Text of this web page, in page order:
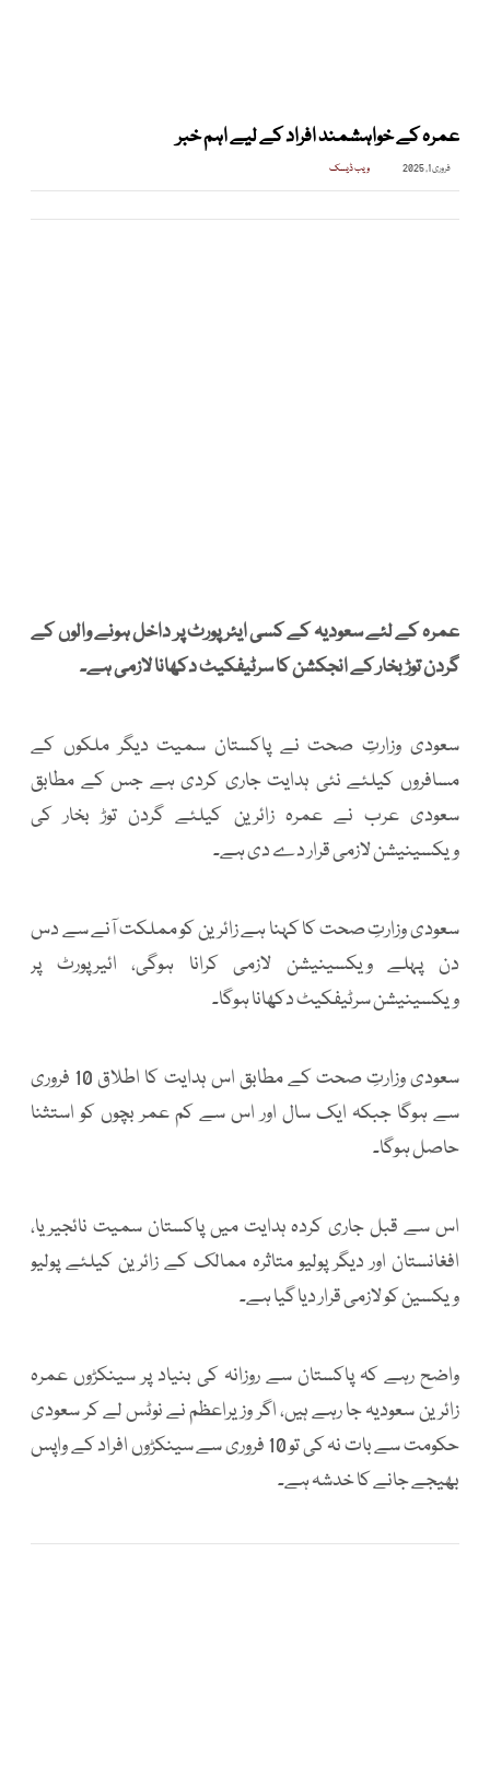
عمرہ کے خواہشمند افراد کے لیے اہم خبر
فروری 1, 2025 ویب ڈیسک
عمرہ کے لئے سعودیہ کے کسی ایئر پورٹ پر داخل ہونے والوں کے
گردن توڑ بخار کے انجکشن کا سرٹیفکیٹ دکھانا لازمی ہے۔
سعودی وزارتِ صحت نے پاکستان سمیت دیگر ملکوں کے
مسافروں کیلئے نئی ہدایت جاری کردی ہے جس کے مطابق
سعودی عرب نے عمرہ زائرین کیلئے گردن توڑ بخار کی
ویکسینیشن لازمی قرار دے دی ہے۔
سعودی وزارتِ صحت کا کہنا ہے زائرین کو مملکت آنے سے دس
دن پہلے ویکسینیشن لازمی کرانا ہوگی، ائیرپورٹ پر
ویکسینیشن سرٹیفکیٹ دکھانا ہوگا۔
سعودی وزارتِ صحت کے مطابق اس ہدایت کا اطلاق 10 فروری
سے ہوگا جبکہ ایک سال اور اس سے کم عمر بچوں کو استثنا
حاصل ہوگا۔
اس سے قبل جاری کردہ ہدایت میں پاکستان سمیت نائجیریا،
افغانستان اور دیگر پولیو متاثرہ ممالک کے زائرین کیلئے پولیو
ویکسین کو لازمی قرار دیا گیا ہے۔
واضح رہے کہ پاکستان سے روزانہ کی بنیاد پر سینکڑوں عمرہ
زائرین سعودیہ جا رہے ہیں، اگر وزیراعظم نے نوٹس لے کر سعودی
حکومت سے بات نہ کی تو 10 فروری سے سینکڑوں افراد کے واپس
بھیجے جانے کا خدشہ ہے۔